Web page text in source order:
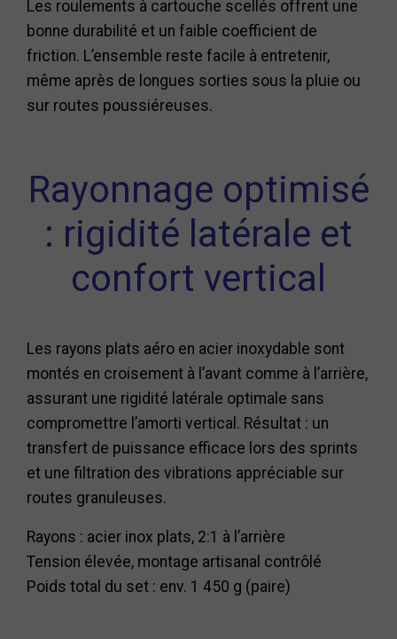
Les roulements à cartouche scellés offrent une
bonne durabilité et un faible coefficient de
friction. L’ensemble reste facile à entretenir,
même après de longues sorties sous la pluie ou
sur routes poussiéreuses.
Rayonnage optimisé
: rigidité latérale et
confort vertical
Les rayons plats aéro en acier inoxydable sont
montés en croisement à l’avant comme à l’arrière,
assurant une rigidité latérale optimale sans
compromettre l’amorti vertical. Résultat : un
transfert de puissance efficace lors des sprints
et une filtration des vibrations appréciable sur
routes granuleuses.
Rayons : acier inox plats, 2:1 à l’arrière
Tension élevée, montage artisanal contrôlé
Poids total du set : env. 1 450 g (paire)